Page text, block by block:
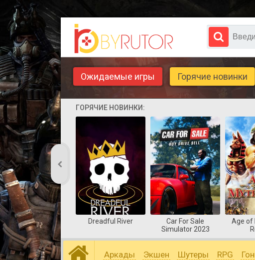
Ожидаемые игры Горячие новинки
ГОРЯЧИЕ НОВИНКИ:
Dreadful River
Car For Sale
Simulator 2023
Age of
Аркады Экшен Шутеры RPG